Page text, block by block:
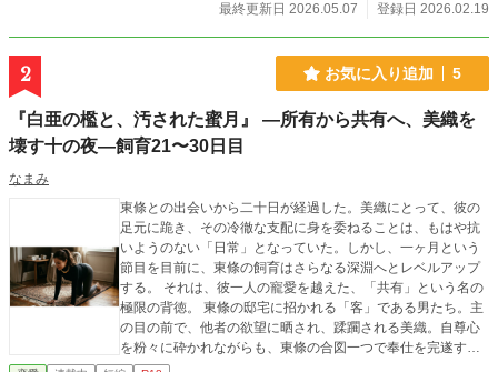
最終更新日 2026.05.07
登録日 2026.02.19
2 お気に入り追加 5
『白亜の檻と、汚された蜜月』 ―所有から共有へ、美織を
壊す十の夜―飼育21〜30日目
なまみ
東條との出会いから二十日が経過した。美織にとって、彼の
足元に跪き、その冷徹な支配に身を委ねることは、もはや抗
いようのない「日常」となっていた。しかし、一ヶ月という
節目を目前に、東條の飼育はさらなる深淵へとレベルアップ
する。 それは、彼一人の寵愛を越えた、「共有」という名の
極限の背徳。 東條の邸宅に招かれる「客」である男たち。主
の目の前で、他者の欲望に晒され、蹂躙される美織。自尊心
を粉々に砕かれながらも、東條の合図一つで奉仕を完遂する
「完璧な玩具」へと作り替えられていく。 深夜の邸宅で繰り